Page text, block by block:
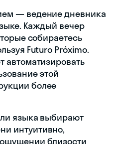
— ведение дневника
Каждый вечер
собираетесь
Futuro Próximo.
автоматизировать
этой
более
языка выбирают
интуитивно,
близости